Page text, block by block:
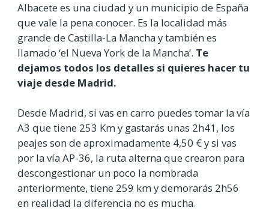
Albacete es una ciudad y un municipio de España
que vale la pena conocer. Es la localidad más
grande de Castilla-La Mancha y también es
llamado ‘el Nueva York de la Mancha‘. Te
dejamos todos los detalles si quieres hacer tu
viaje desde Madrid.
Desde Madrid, si vas en carro puedes tomar la vía
A3 que tiene 253 Km y gastarás unas 2h41, los
peajes son de aproximadamente 4,50 € y si vas
por la vía AP-36, la ruta alterna que crearon para
descongestionar un poco la nombrada
anteriormente, tiene 259 km y demorarás 2h56
en realidad la diferencia no es mucha.